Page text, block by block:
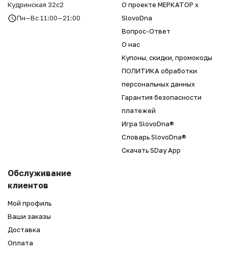
Кудринская 32с2
Пн—Вс 11:00—21:00
О проекте МЕРКАТОР x
SlovoDna
Вопрос-Ответ
О нас
Купоны, скидки, промокоды
ПОЛИТИКА обработки
персональных данных
Гарантия безопасности
платежей
Игра SlovoDna®
Словарь SlovoDna®
Скачать SDay App
Обслуживание
клиентов
Мой профиль
Ваши заказы
Доставка
Оплата